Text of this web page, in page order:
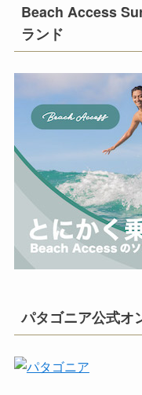
Beach Access
ランド
パタゴニア公式オ